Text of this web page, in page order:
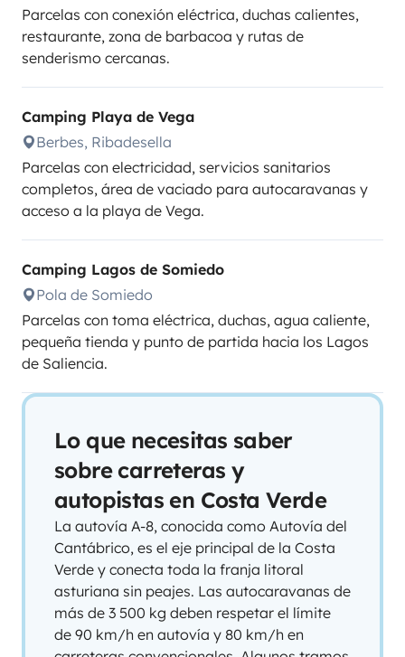
Parcelas con conexión eléctrica, duchas calientes,
restaurante, zona de barbacoa y rutas de
senderismo cercanas.
Camping Playa de Vega
Berbes, Ribadesella
Parcelas con electricidad, servicios sanitarios
completos, área de vaciado para autocaravanas y
acceso a la playa de Vega.
Camping Lagos de Somiedo
Pola de Somiedo
Parcelas con toma eléctrica, duchas, agua caliente,
pequeña tienda y punto de partida hacia los Lagos
de Saliencia.
Lo que necesitas saber
sobre carreteras y
autopistas en Costa Verde
La autovía A-8, conocida como Autovía del
Cantábrico, es el eje principal de la Costa
Verde y conecta toda la franja litoral
asturiana sin peajes. Las autocaravanas de
más de 3 500 kg deben respetar el límite
de 90 km/h en autovía y 80 km/h en